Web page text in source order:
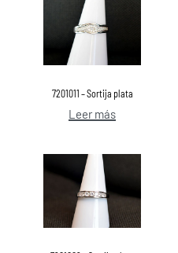
7201011 – Sortija plata
Leer más